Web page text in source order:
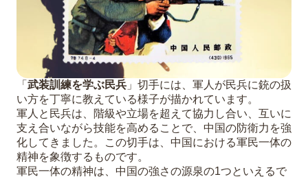
「 武装訓練を学ぶ民兵 」切手には、軍人が民兵に銃の扱
い方を丁寧に教えている様子が描かれています。
軍人と民兵は、階級や立場を超えて協力し合い、互いに
支え合いながら技能を高めることで、中国の防衛力を強
化してきました。この切手は、中国における軍民一体の
精神を象徴するものです。
軍民一体の精神は、中国の強さの源泉の1つといえるで